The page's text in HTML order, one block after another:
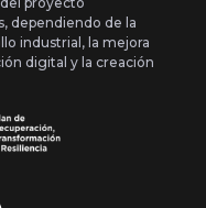
dependiendo de la
industrial, la mejora
digital y la creación